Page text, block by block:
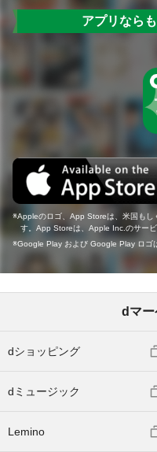
アプリなら
Appleのロゴ、App Storeは、米国も
す。App Storeは、Apple Inc.のサービ
Google Play および Google Play ロゴ
dマー
dショッピング
dミュージック
Lemino